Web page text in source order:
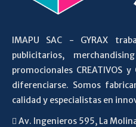
IMAPU SAC - GYRAX
publicitarios,
promocionales CREATIVOS
diferenciarse. Somos
calidad y especialistas en
Av. Ingenieros 595, La